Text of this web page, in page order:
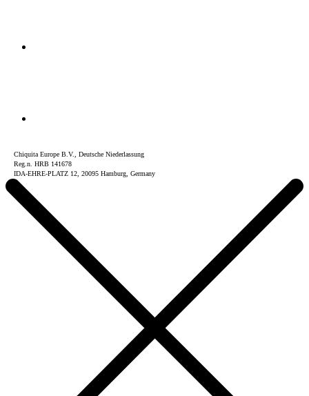
Chiquita Europe B.V., Deutsche Niederlassung
Reg.n. HRB 141678
IDA-EHRE-PLATZ 12, 20095 Hamburg, Germany